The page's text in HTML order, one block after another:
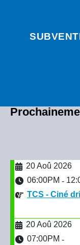
20 Aoû 2026
06:00PM -
TCS - Ciné
20 Aoû 2026
07:00PM -